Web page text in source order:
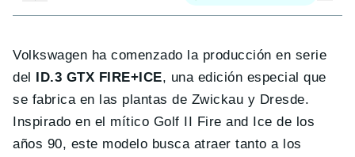
Volkswagen ha comenzado la producción en serie
del ID.3 GTX FIRE+ICE, una edición especial que
se fabrica en las plantas de Zwickau y Dresde.
Inspirado en el mítico Golf II Fire and Ice de los
años 90, este modelo busca atraer tanto a los